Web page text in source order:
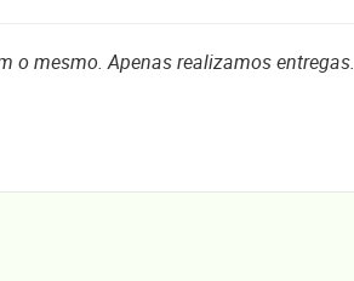
o mesmo. Apenas realizamos entregas.